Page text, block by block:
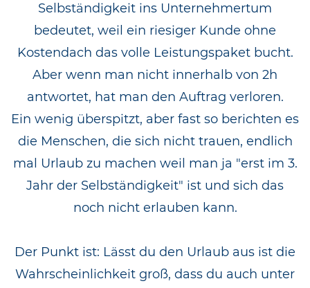
Selbständigkeit ins Unternehmertum
bedeutet, weil ein riesiger Kunde ohne
Kostendach das volle Leistungspaket bucht.
Aber wenn man nicht innerhalb von 2h
antwortet, hat man den Auftrag verloren.
Ein wenig überspitzt, aber fast so berichten es
die Menschen, die sich nicht trauen, endlich
mal Urlaub zu machen weil man ja "erst im 3.
Jahr der Selbständigkeit" ist und sich das
noch nicht erlauben kann.
Der Punkt ist: Lässt du den Urlaub aus ist die
Wahrscheinlichkeit groß, dass du auch unter